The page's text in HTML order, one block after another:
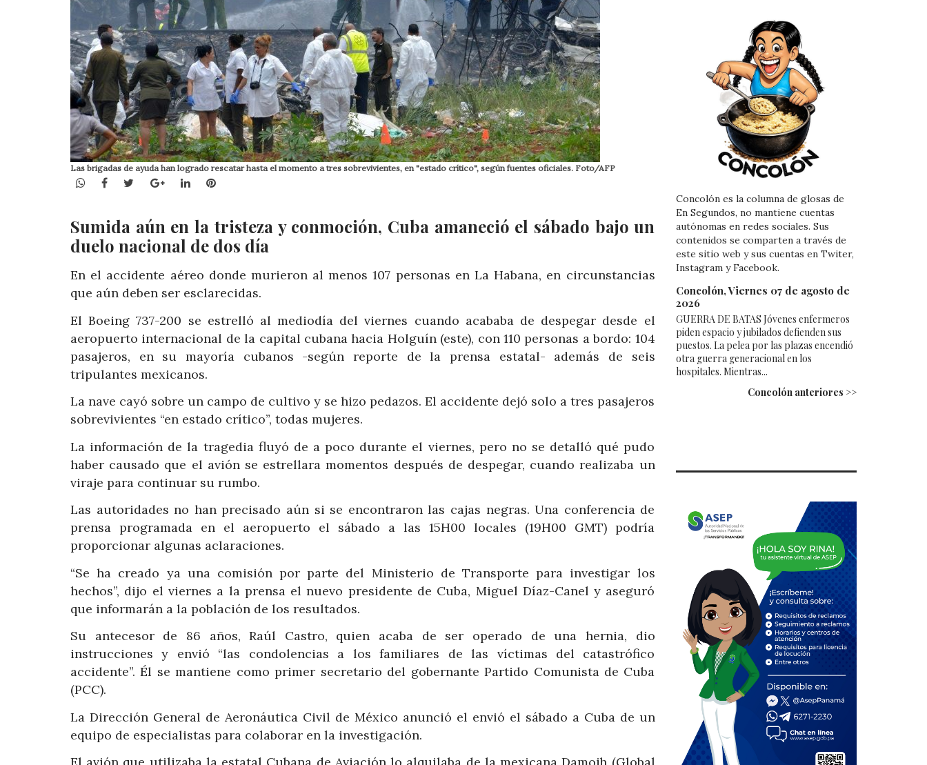
Las brigadas de ayuda han logrado rescatar hasta el momento a tres sobrevivientes, en "estado crítico", según fuentes oficiales. Foto/AFP
WhatsApp
Facebook
TwitterGoogle+LinkedInPinterest
Sumida aún en la tristeza y conmoción, Cuba amaneció el sábado bajo un
duelo nacional de dos día
En el accidente aéreo donde murieron al menos 107 personas en La Habana, en circunstancias
que aún deben ser esclarecidas.
El Boeing 737-200 se estrelló al mediodía del viernes cuando acababa de despegar desde el
aeropuerto internacional de la capital cubana hacia Holguín (este), con 110 personas a bordo: 104
pasajeros, en su mayoría cubanos -según reporte de la prensa estatal- además de seis
tripulantes mexicanos.
La nave cayó sobre un campo de cultivo y se hizo pedazos. El accidente dejó solo a tres pasajeros
sobrevivientes “en estado crítico”, todas mujeres.
La información de la tragedia fluyó de a poco durante el viernes, pero no se detalló qué pudo
haber causado que el avión se estrellara momentos después de despegar, cuando realizaba un
viraje para continuar su rumbo.
Las autoridades no han precisado aún si se encontraron las cajas negras. Una conferencia de
prensa programada en el aeropuerto el sábado a las 15H00 locales (19H00 GMT) podría
proporcionar algunas aclaraciones.
“Se ha creado ya una comisión por parte del Ministerio de Transporte para investigar los
hechos”, dijo el viernes a la prensa el nuevo presidente de Cuba, Miguel Díaz-Canel y aseguró
que informarán a la población de los resultados.
Su antecesor de 86 años, Raúl Castro, quien acaba de ser operado de una hernia, dio
instrucciones y envió “las condolencias a los familiares de las víctimas del catastrófico
accidente”. Él se mantiene como primer secretario del gobernante Partido Comunista de Cuba
(PCC).
La Dirección General de Aeronáutica Civil de México anunció el envió el sábado a Cuba de un
equipo de especialistas para colaborar en la investigación.
Concolón es la columna de glosas de
En Segundos, no mantiene cuentas
autónomas en redes sociales. Sus
contenidos se comparten a través de
este sitio web y sus cuentas en Twiter,
Instagram y Facebook.
Concolón, Viernes 07 de agosto de
2026
GUERRA DE BATAS Jóvenes enfermeros
piden espacio y jubilados defienden sus
puestos. La pelea por las plazas encendió
otra guerra generacional en los
hospitales. Mientras...
Concolón anteriores >>